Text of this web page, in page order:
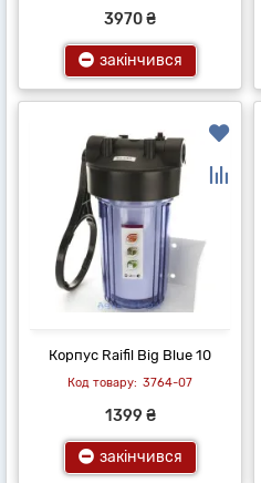
3970 ₴
закінчився
Корпус Raifil Big Blue 10
3764-07
1399 ₴
закінчився